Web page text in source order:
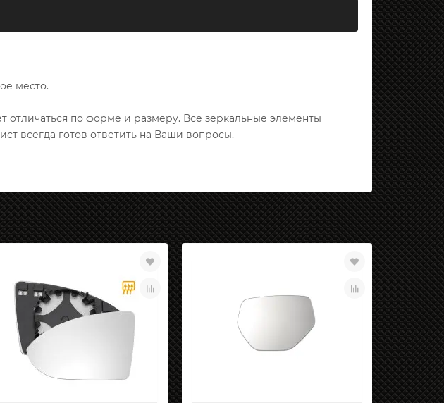
место.
по форме и размеру. Все зеркальные элементы
всегда готов ответить на Ваши вопросы.